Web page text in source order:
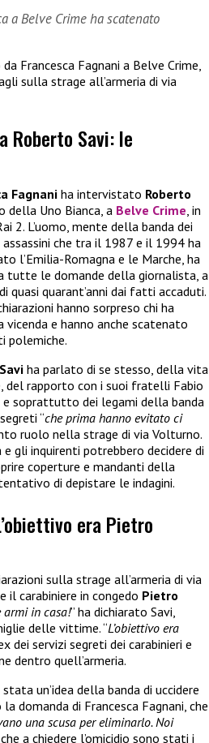
a Belve Crime ha scatenato
Francesca Fagnani a Belve Crime,
sulla strage all’armeria di via
Roberto Savi: le
Fagnaniha intervistato Roberto
della Uno Bianca, a Belve Crime, in
2. L’uomo, mente della banda dei
che tra il 1987 e il 1994 ha
l’Emilia-Romagna e le Marche, ha
tutte le domande della giornalista, a
quasi quarant’anni dai fatti accaduti.
hanno sorpreso chi ha
vicenda e hanno anche scatenato
polemiche.
ha parlato di se stesso, della vita
del rapporto con i suoi fratelli Fabio
e soprattutto dei legami della banda
“che prima hanno evitato ci
ruolo nella strage di via Volturno.
gli inquirenti potrebbero decidere di
coperture e mandanti della
di depistare le indagini.
era Pietro
sulla strage all’armeria di via
carabiniere in congedo Pietro
armi in casa!” ha dichiarato Savi,
delle vittime. “L’obiettivo era
dei servizi segreti dei carabinieri e
dentro quell’armeria.
stata un’idea della banda di uccidere
domanda di Francesca Fagnani, che
una scusa per eliminarlo. Noi
a chiedere l’omicidio sono stati i